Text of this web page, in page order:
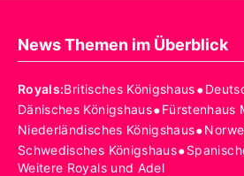
News Themen im Überblick
Royals:Britisches Königshaus•
Dänisches Königshaus•Fürstenhaus
Niederländisches Königshaus•
Schwedisches Königshaus•
Weitere Royals und Adel